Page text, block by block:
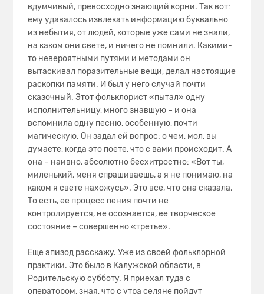
вдумчивый, превосходно знающий корни. Так вот:
ему удавалось извлекать информацию буквально
из небытия, от людей, которые уже сами не знали,
на каком они свете, и ничего не помнили. Какими-
то невероятными путями и методами он
вытаскивал поразительные вещи, делал настоящие
раскопки памяти. И был у него случай почти
сказочный. Этот фольклорист «пытал» одну
исполнительницу, много знавшую – и она
вспомнила одну песню, особенную, почти
магическую. Он задал ей вопрос: о чем, мол, вы
думаете, когда это поете, что с вами происходит. А
она – наивно, абсолютно бесхитростно: «Вот ты,
миленький, меня спрашиваешь, а я не понимаю, на
каком я свете нахожусь». Это все, что она сказала.
То есть, ее процесс пения почти не
контролируется, не осознается, ее творческое
состояние – совершенно «третье».
Еще эпизод расскажу. Уже из своей фольклорной
практики. Это было в Калужской области, в
Родительскую субботу. Я приехал туда с
оператором, зная, что с утра селяне пойдут